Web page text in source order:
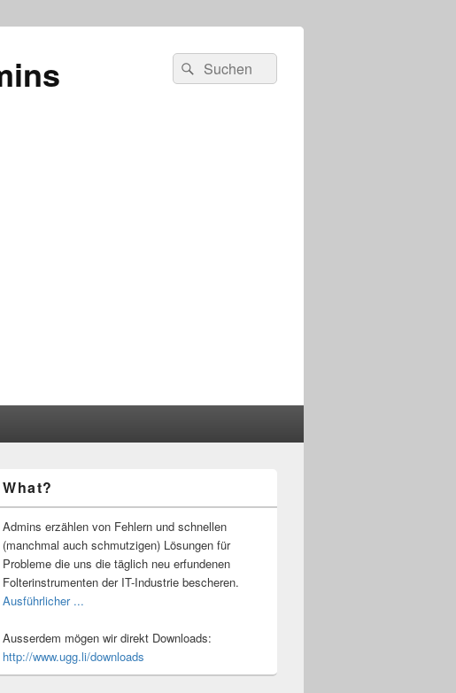
Suchen
nach:
Suchen
Seitenleisten-
What?
Admins erzählen von Fehlern und schnellen
(manchmal auch schmutzigen) Lösungen für
Probleme die uns die täglich neu erfundenen
Folterinstrumenten der IT-Industrie bescheren.
Ausführlicher ...
Ausserdem mögen wir direkt Downloads:
http://www.ugg.li/downloads